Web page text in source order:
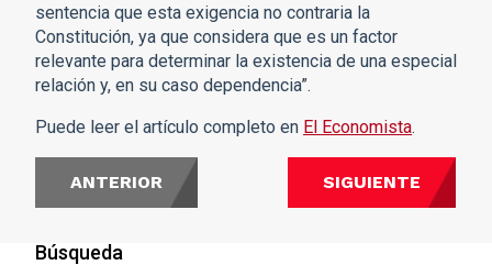
Búsqueda
sentencia que esta exigencia no contraria la
Constitución, ya que considera que es un factor
relevante para determinar la existencia de una especial
relación y, en su caso dependencia”.
Puede leer el artículo completo en El Economista.
ANTERIOR SIGUIENTE